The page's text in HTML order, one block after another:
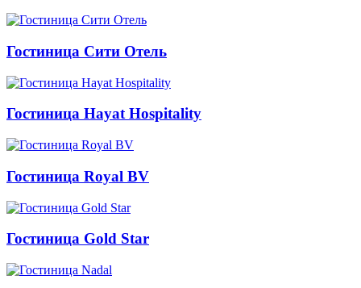
Гостиница Сити Отель
Гостиница Hayat Hospitality
Гостиница Royal BV
Гостиница Gold Star